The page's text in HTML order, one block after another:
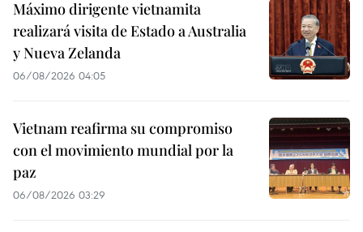
Máximo dirigente vietnamita
realizará visita de Estado a Australia
y Nueva Zelanda
06/08/2026 04:05
Vietnam reafirma su compromiso
con el movimiento mundial por la
paz
06/08/2026 03:29